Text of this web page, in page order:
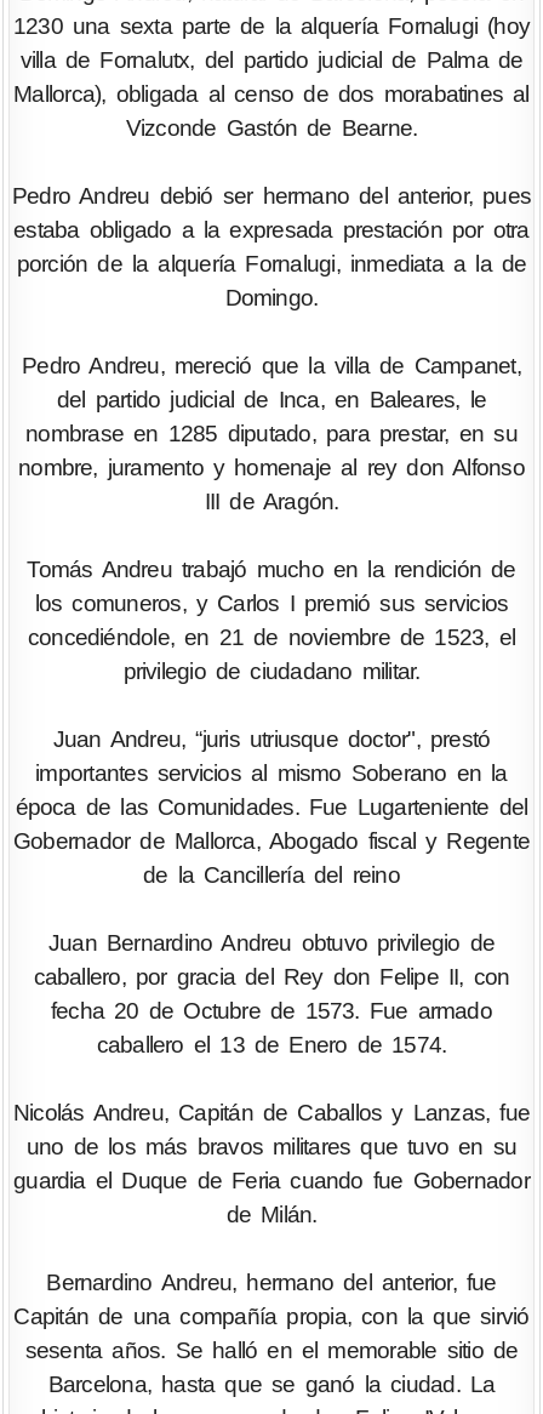
1230 una sexta parte de la alquería Fornalugi (hoy
villa de Fornalutx, del partido judicial de Palma de
Mallorca), obligada al censo de dos morabatines al
Vizconde Gastón de Bearne.
Pedro Andreu debió ser hermano del anterior, pues
estaba obligado a la expresada prestación por otra
porción de la alquería Fornalugi, inmediata a la de
Domingo.
Pedro Andreu, mereció que la villa de Campanet,
del partido judicial de Inca, en Baleares, le
nombrase en 1285 diputado, para prestar, en su
nombre, juramento y homenaje al rey don Alfonso
III de Aragón.
Tomás Andreu trabajó mucho en la rendición de
los comuneros, y Carlos I premió sus servicios
concediéndole, en 21 de noviembre de 1523, el
privilegio de ciudadano militar.
Juan Andreu, “juris utriusque doctor", prestó
importantes servicios al mismo Soberano en la
época de las Comunidades. Fue Lugarteniente del
Gobernador de Mallorca, Abogado fiscal y Regente
de la Cancillería del reino
Juan Bernardino Andreu obtuvo privilegio de
caballero, por gracia del Rey don Felipe II, con
fecha 20 de Octubre de 1573. Fue armado
caballero el 13 de Enero de 1574.
Nicolás Andreu, Capitán de Caballos y Lanzas, fue
uno de los más bravos militares que tuvo en su
guardia el Duque de Feria cuando fue Gobernador
de Milán.
Bernardino Andreu, hermano del anterior, fue
Capitán de una compañía propia, con la que sirvió
sesenta años. Se halló en el memorable sitio de
Barcelona, hasta que se ganó la ciudad. La